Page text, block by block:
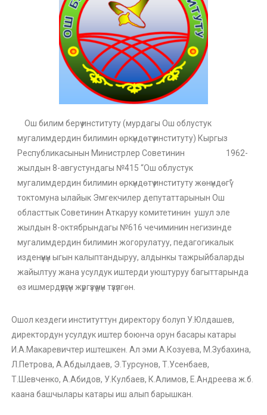
Ош билим берүү институту (мурдагы Ош облустук
мугалимдердин билимин өркүндөтүү институту) Кыргыз
Республикасынын Министрлер Советинин 1962-
жылдын 8-августундагы №415 “Ош облустук
мугалимдердин билимин өркүндөтүү институту жөнүндөгү”
токтомуна ылайык Эмгекчилер депутаттарынын Ош
областтык Советинин Аткаруу комитетинин ушул эле
жылдын 8-октябрындагы №616 чечиминин негизинде
мугалимдердин билимин жогорулатуу, педагогикалык
изденүүнүн ыгын калыптандыруу, алдынкы тажрыйбаларды
жайылтуу жана усулдук иштерди уюштуруу багыттарында
өз ишмердүүлүгүн жүргүзүү үчүн түзүлгөн.
Ошол кездеги институттун директору болуп У.Юлдашев,
директордун усулдук иштер боюнча орун басары катары
И.А.Макаревичтер иштешкен. Ал эми А.Козуева, М.Зубахина,
Л.Петрова, А.Абдылдаев, Э.Турсунов, Т.Усенбаев,
Т.Шевченко, А.Абидов, У.Кулбаев, К.Алимов, Е.Андреева ж.б.
каана башчылары катары иш алып барышкан.